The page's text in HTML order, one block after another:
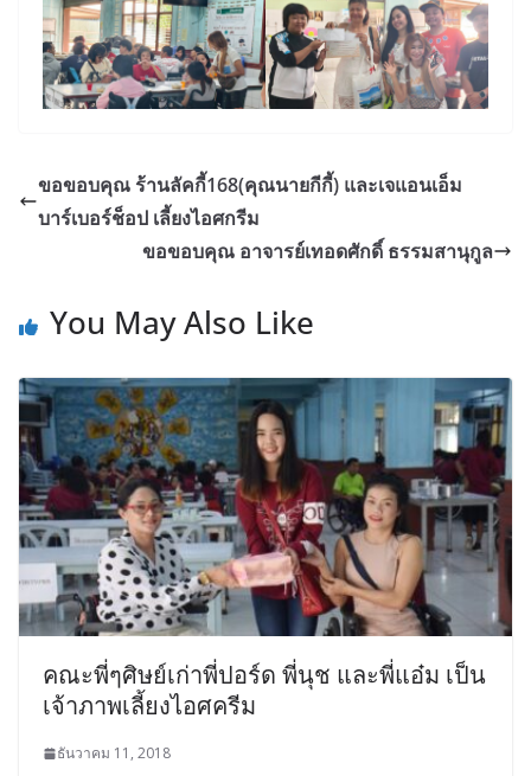
ขอขอบคุณ ร้านลัคกี้168(คุณนายกีกี้) และเจแอนเอ็ม
บาร์เบอร์ช็อป เลี้ยงไอศกรีม
ขอขอบคุณ อาจารย์เทอดศักดิ์ ธรรมสานุกูล
You May Also Like
คณะพี่ๆศิษย์เก่าพี่ปอร์ด พี่นุช และพี่แอ๋ม เป็น
เจ้าภาพเลี้ยงไอศครีม
ธันวาคม 11, 2018